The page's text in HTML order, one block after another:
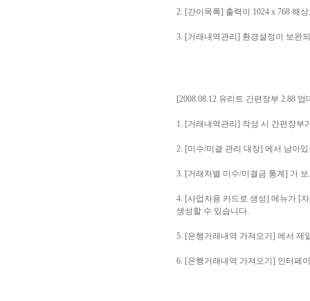
2. [간이목록] 출력이 1024 x 768 해
3. [거래내역관리] 환경설정이 보완
[2008.08.12 유리트 간편장부 2.88 업
1. [거래내역관리] 작성 시 간편장부
2. [미수/미결 관리 대장] 에서 남아
3. [거래처별 미수/미결금 통계] 가
4. [사업자용 카드로 생성] 메뉴가 [
생성할 수 있습니다.
5. [은행거래내역 가져오기] 에서 제
6. [은행거래내역 가져오기] 인터페